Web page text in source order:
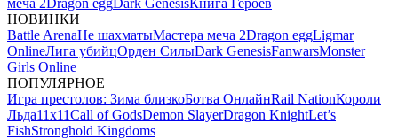
НОВИНКИ
Battle ArenaНе шахматыМастера меча 2Dragon eggLigmar
OnlineЛига убийцОрден СилыDark GenesisFanwarsMonster
Girls Online
ПОПУЛЯРНОЕ
Игра престолов: Зима близкоБотва ОнлайнRail NationКороли
Льда11х11Call of GodsDemon SlayerDragon KnightLet’s
FishStronghold Kingdoms